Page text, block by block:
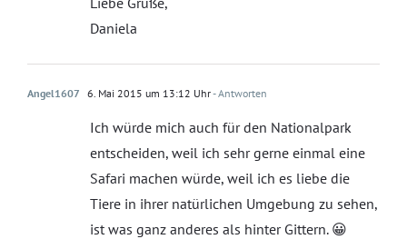
Daniela
Angel1607 6. Mai 2015 um 13:12 Uhr- Antworten
Ich würde mich auch für den Nationalpark
entscheiden, weil ich sehr gerne einmal eine
Safari machen würde, weil ich es liebe die
Tiere in ihrer natürlichen Umgebung zu sehen,
ist was ganz anderes als hinter Gittern. 😀